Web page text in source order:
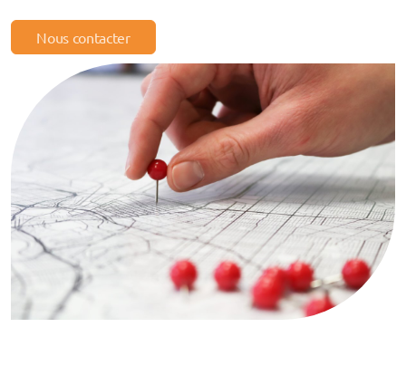
Nous contacter
franchise
Les points conso & tendances